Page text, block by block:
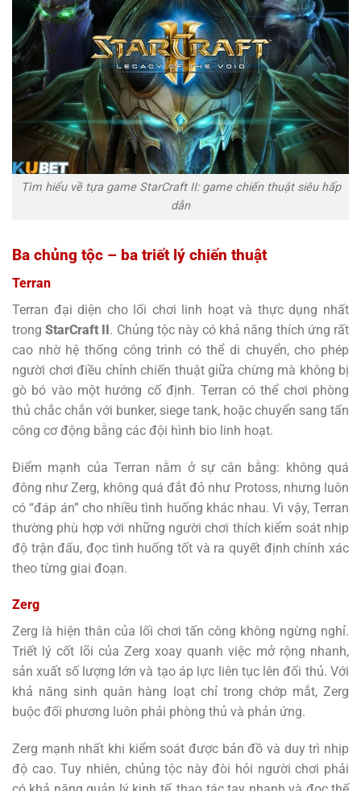
Tìm hiểu về tựa game StarCraft II: game chiến thuật siêu hấp
dẫn
Ba chủng tộc – ba triết lý chiến thuật
Terran
Terran đại diện cho lối chơi linh hoạt và thực dụng nhất
trongStarCraft II. Chủng tộc này có khả năng thích ứng rất
cao nhờ hệ thống công trình có thể di chuyển, cho phép
người chơi điều chỉnh chiến thuật giữa chừng mà không bị
gò bó vào một hướng cố định. Terran có thể chơi phòng
thủ chắc chắn với bunker, siege tank, hoặc chuyển sang tấn
công cơ động bằng các đội hình bio linh hoạt.
Điểm mạnh của Terran nằm ở sự cân bằng: không quá
đông như Zerg, không quá đắt đỏ như Protoss, nhưng luôn
có “đáp án” cho nhiều tình huống khác nhau. Vì vậy, Terran
thường phù hợp với những người chơi thích kiểm soát nhịp
độ trận đấu, đọc tình huống tốt và ra quyết định chính xác
theo từng giai đoạn.
Zerg
Zerg là hiện thân của lối chơi tấn công không ngừng nghỉ.
Triết lý cốt lõi của Zerg xoay quanh việc mở rộng nhanh,
sản xuất số lượng lớn và tạo áp lực liên tục lên đối thủ. Với
khả năng sinh quân hàng loạt chỉ trong chớp mắt, Zerg
buộc đối phương luôn phải phòng thủ và phản ứng.
Zerg mạnh nhất khi kiểm soát được bản đồ và duy trì nhịp
độ cao. Tuy nhiên, chủng tộc này đòi hỏi người chơi phải